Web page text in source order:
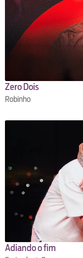
Zero Dois
Robinho
Adiando o fim